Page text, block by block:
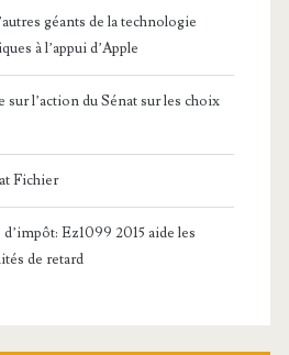
géants de la technologie
à l’appui d’Apple
l’action du Sénat sur les choix
Fichier
Ez1099 2015 aide les
de retard